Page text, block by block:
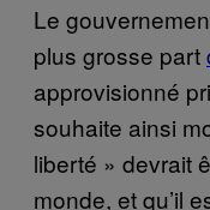
Le
plus grosse part
approvisionné
souhaite ainsi
liberté » devrait
monde, et qu’il